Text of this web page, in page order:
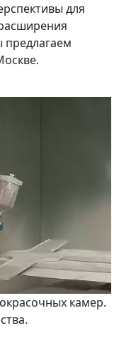
для
предлагаем
камер.